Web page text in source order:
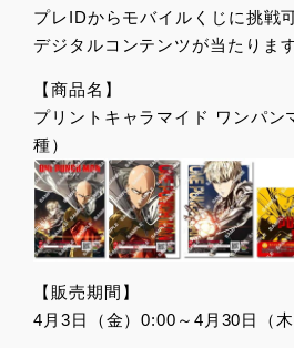
プレIDからモバイルくじに挑戦
デジタルコンテンツが当たります
【商品名】
プリントキャラマイド ワンパン
種）
【販売期間】
4月3日（金）0:00～4月30日（